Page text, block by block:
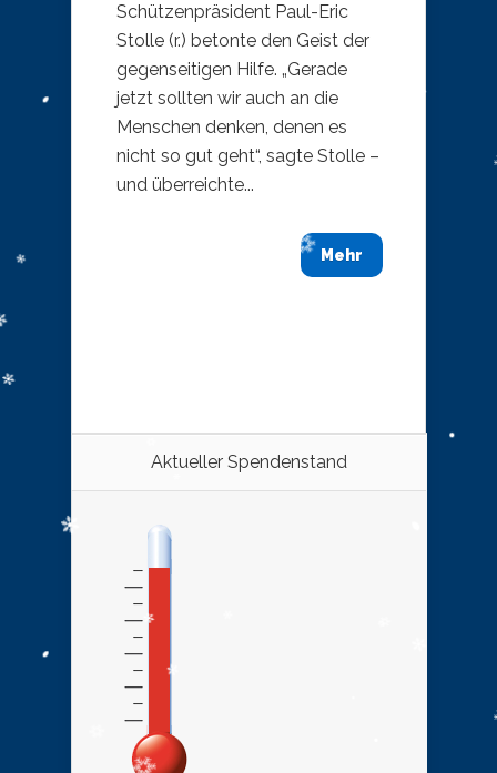
Schützenpräsident Paul-Eric
Stolle (r.) betonte den Geist der
gegenseitigen Hilfe. „Gerade
jetzt sollten wir auch an die
Menschen denken, denen es
nicht so gut geht“, sagte Stolle –
und überreichte...
Mehr
Aktueller Spendenstand